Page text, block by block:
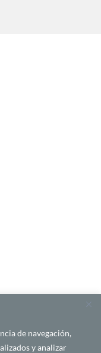
de navegación,
y analizar